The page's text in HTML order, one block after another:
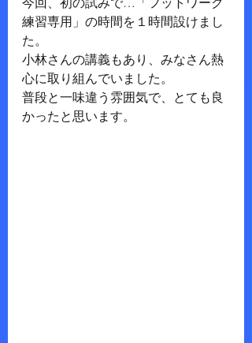
練習専用」の時間を１時間設けまし
た。
小林さんの講義もあり、みなさん熱
心に取り組んでいました。
普段と一味違う雰囲気で、とても良
かったと思います。